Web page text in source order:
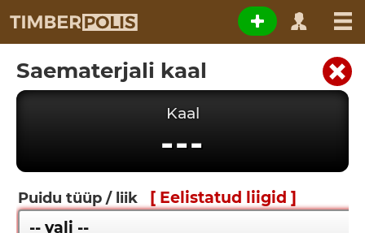
Saematerjali kaal
Kaal
---
Puidu tüüp / liik [ Eelistatud liigid ]